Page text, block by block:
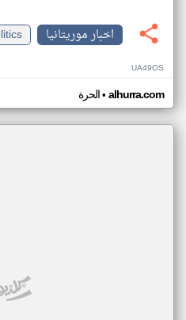
اخبار موريتانيا
UA49OS
الحرة• alhurra.com